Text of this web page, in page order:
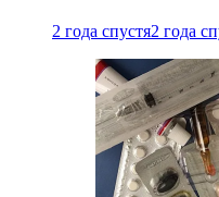
2 года спустя2 года